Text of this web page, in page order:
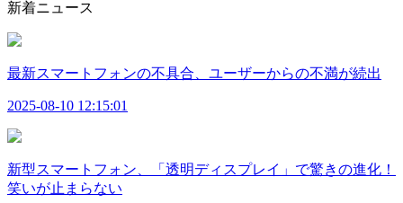
新着ニュース
最新スマートフォンの不具合、ユーザーからの不満が続出
2025-08-10 12:15:01
新型スマートフォン、「透明ディスプレイ」で驚きの進化！
笑いが止まらない